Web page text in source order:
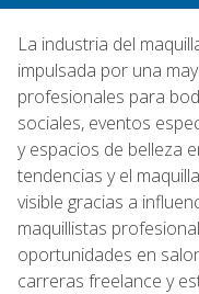
La industria del
impulsada por una
profesionales para
sociales, eventos
y espacios de belleza
tendencias y el
visible gracias a
maquillistas
oportunidades en
carreras freelance y